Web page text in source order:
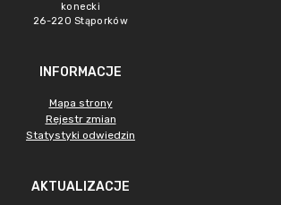
konecki
26-220 Stąporków
INFORMACJE
Mapa strony
Rejestr zmian
Statystyki odwiedzin
AKTUALIZACJE